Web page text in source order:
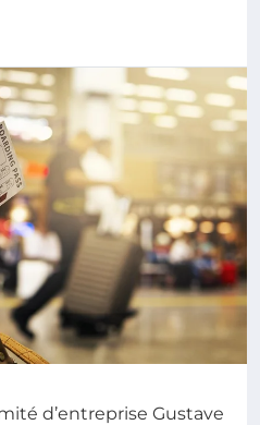
d’entreprise Gustave